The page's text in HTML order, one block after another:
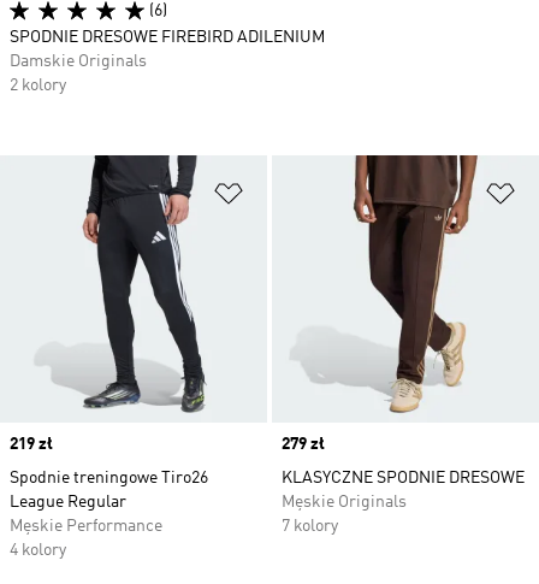
Dodaj do listy życzeń
Price
219 zł
Spodnie treningowe Tiro26
League Regular
Męskie Performance
4 kolory
Price
279 zł
KLASYCZNE SPODNIE DRESOWE
Męskie Originals
7 kolory
(6)
SPODNIE DRESOWE FIREBIRD ADILENIUM
Damskie Originals
2 kolory